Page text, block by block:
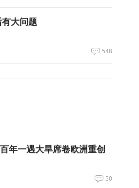
大问题
548
年一遇大旱席卷欧洲重创
50